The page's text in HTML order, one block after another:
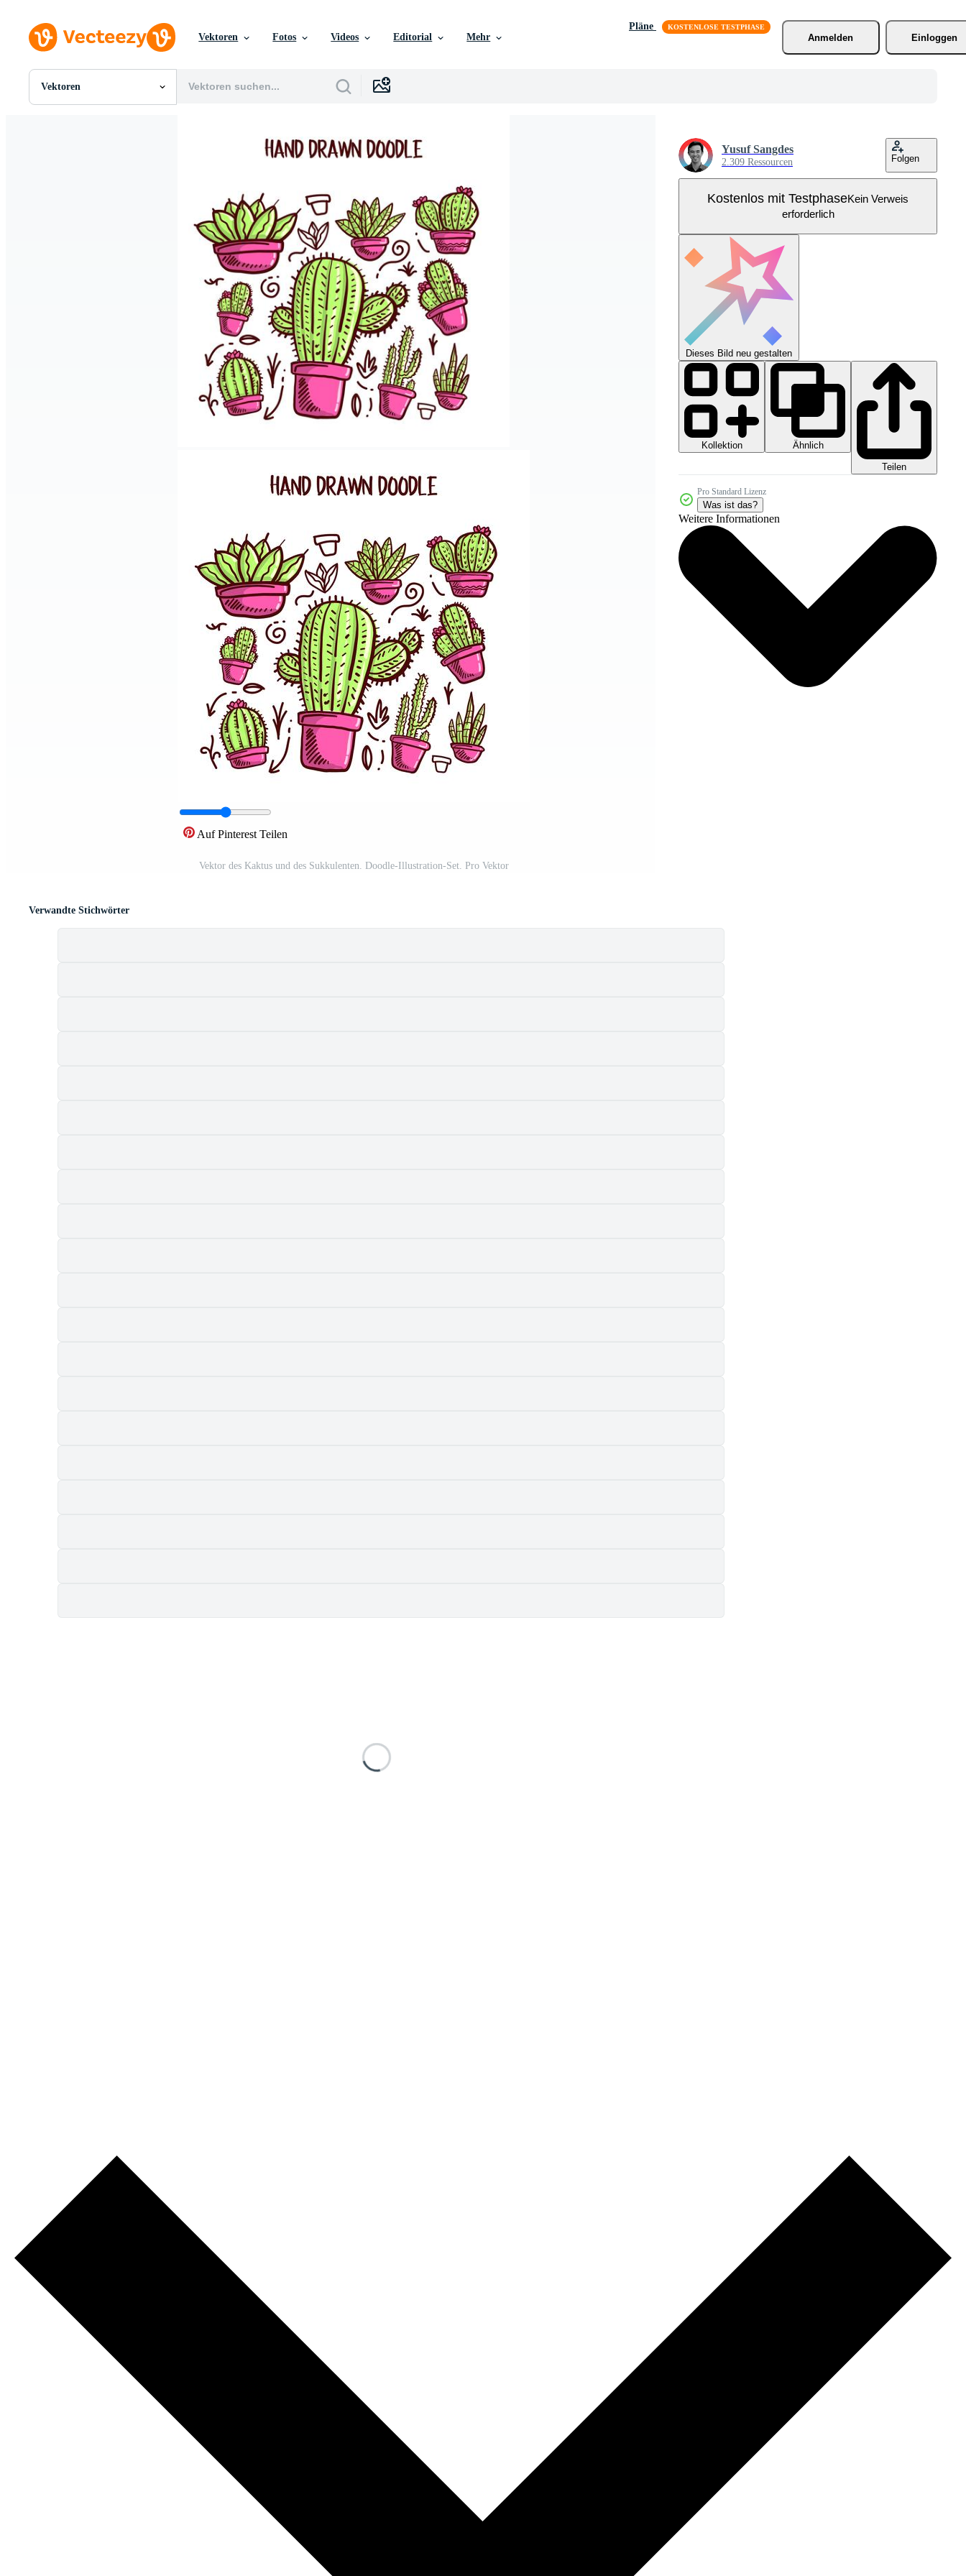
Vektoren Fotos Videos Editorial Mehr
Pläne
Anmelden
Einloggen
Vektoren
Alle Bilder
Auf Pinterest Teilen
Vektor des Kaktus und des Sukkulenten. Doodle-Illustration-Set. Pro Vektor
Yusuf Sangdes
2.309 Ressourcen Folgen
Kostenlos mit TestphaseKein Verweis
erforderlich
Dieses Bild neu gestalten
Kollektion
Ähnlich
Teilen
Pro Standard Lizenz
Was ist das?
Weitere Informationen
Verwandte Stichwörter